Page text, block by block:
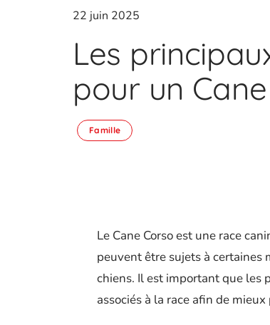
22 juin 2025
Les
pour un
Famille
Le Cane Corso est une race
peuvent être sujets à certaines
chiens. Il est important que les
associés à la race afin de